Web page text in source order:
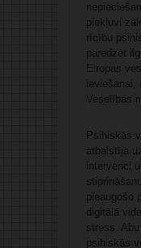
piekļuvi
rīcību
paredzēt
Eiropas
ieviešanai,
Veselības
Psihiskās
atbalstīja
intervenci
pieaugošo
digitālā
stress.
psihiskās